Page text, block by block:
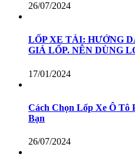
26/07/2024
LỐP XE TẢI: HƯỚNG
GIÁ LỐP. NÊN DÙNG
17/01/2024
Cách Chọn Lốp Xe Ô Tô
Bạn
26/07/2024